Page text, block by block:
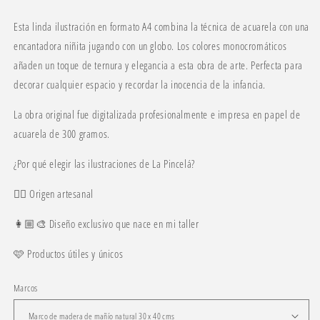
Esta linda ilustración en formato A4 combina la técnica de acuarela con una
encantadora niñita jugando con un globo. Los colores monocromáticos
añaden un toque de ternura y elegancia a esta obra de arte. Perfecta para
decorar cualquier espacio y recordar la inocencia de la infancia.
La obra original fue digitalizada profesionalmente e impresa en papel de
acuarela de 300 gramos.
¿Por qué elegir las ilustraciones de La Pincelá?
✍🏼 Origen artesanal
👩🏼🎨 Diseño exclusivo que nace en mi taller
🩷 Productos útiles y únicos
Marcos